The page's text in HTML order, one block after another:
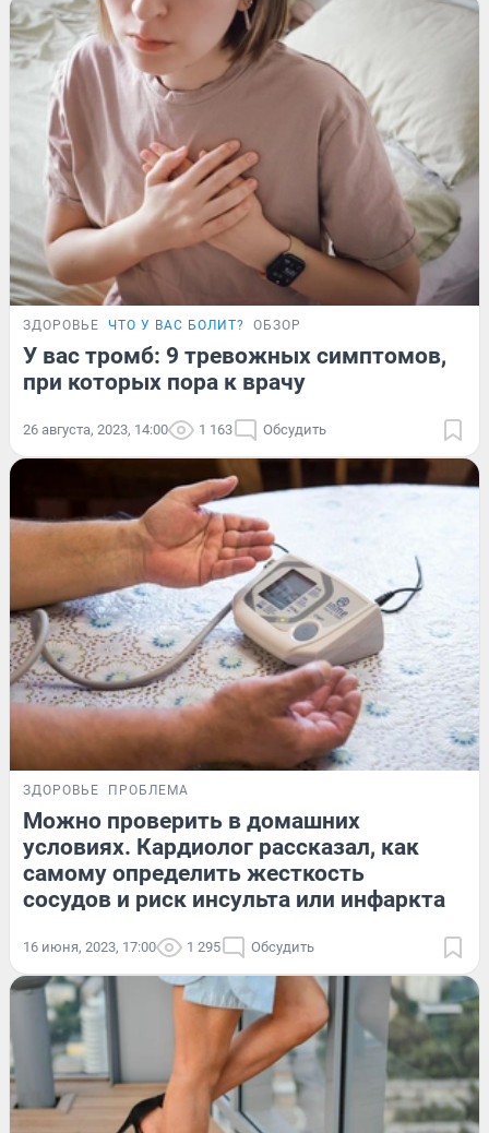
ЗДОРОВЬЕ ЧТО У ВАС БОЛИТ? ОБЗОР
У вас тромб: 9 тревожных симптомов,
при которых пора к врачу
26 августа, 2023, 14:00 1 163 Обсудить
ЗДОРОВЬЕ ПРОБЛЕМА
Можно проверить в домашних
условиях. Кардиолог рассказал, как
самому определить жесткость
сосудов и риск инсульта или инфаркта
16 июня, 2023, 17:00 1 295 Обсудить